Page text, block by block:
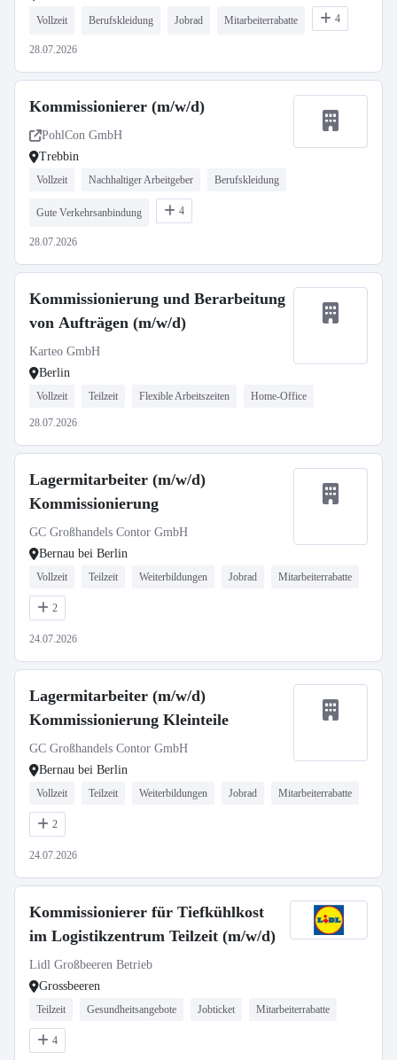
Vollzeit Berufskleidung Jobrad Mitarbeiterrabatte 4
28.07.2026
Kommissionierer (m/w/d)
PohlCon GmbH
Trebbin
Vollzeit Nachhaltiger Arbeitgeber Berufskleidung
Gute Verkehrsanbindung 4
28.07.2026
Kommissionierung und Berarbeitung
von Aufträgen (m/w/d)
Karteo GmbH
Berlin
Vollzeit Teilzeit Flexible Arbeitszeiten Home-Office
28.07.2026
Lagermitarbeiter (m/w/d)
Kommissionierung
GC Großhandels Contor GmbH
Bernau bei Berlin
Vollzeit Teilzeit Weiterbildungen Jobrad Mitarbeiterrabatte
2
24.07.2026
Lagermitarbeiter (m/w/d)
Kommissionierung Kleinteile
GC Großhandels Contor GmbH
Bernau bei Berlin
Vollzeit Teilzeit Weiterbildungen Jobrad Mitarbeiterrabatte
2
24.07.2026
Kommissionierer für Tiefkühlkost
im Logistikzentrum Teilzeit (m/w/d)
Lidl Großbeeren Betrieb
Grossbeeren
Teilzeit Gesundheitsangebote Jobticket Mitarbeiterrabatte
4